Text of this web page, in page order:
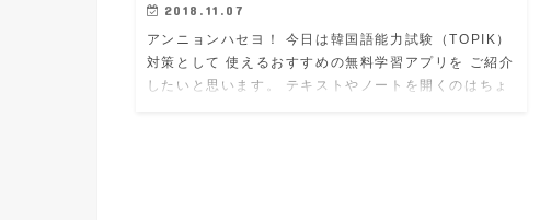
2018.11.07
アンニョンハセヨ！ 今日は韓国語能力試験（TOPIK）
対策として 使えるおすすめの無料学習アプリを ご紹介
したいと思います。 テキストやノートを開くのはちょ